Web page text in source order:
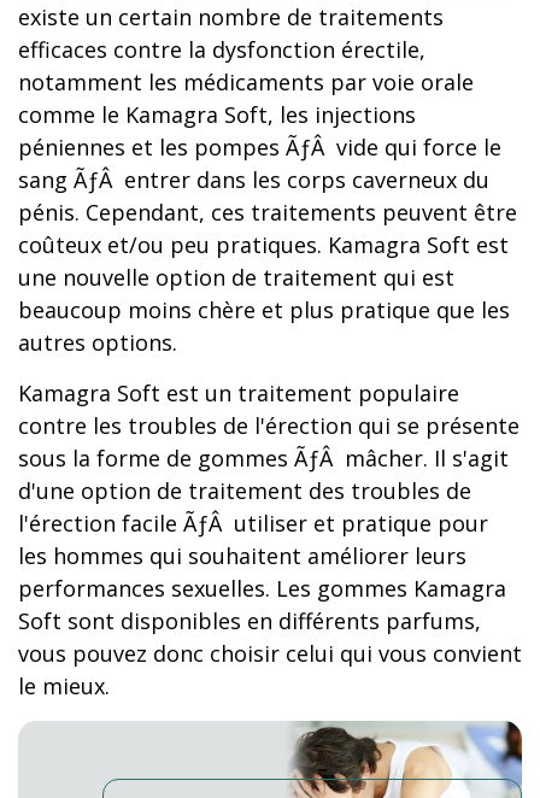
existe un certain nombre de traitements
efficaces contre la dysfonction érectile,
notamment les médicaments par voie orale
comme le Kamagra Soft, les injections
péniennes et les pompes ÃƒÂ vide qui force le
sang ÃƒÂ entrer dans les corps caverneux du
pénis. Cependant, ces traitements peuvent être
coûteux et/ou peu pratiques. Kamagra Soft est
une nouvelle option de traitement qui est
beaucoup moins chère et plus pratique que les
autres options.
Kamagra Soft est un traitement populaire
contre les troubles de l'érection qui se présente
sous la forme de gommes ÃƒÂ mâcher. Il s'agit
d'une option de traitement des troubles de
l'érection facile ÃƒÂ utiliser et pratique pour
les hommes qui souhaitent améliorer leurs
performances sexuelles. Les gommes Kamagra
Soft sont disponibles en différents parfums,
vous pouvez donc choisir celui qui vous convient
le mieux.